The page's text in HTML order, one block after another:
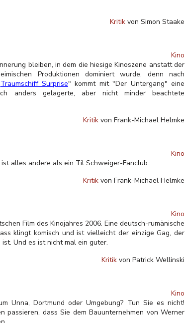
Kritik von Simon Staake
Kino
bleiben, in dem die hiesige Kinoszene anstatt der
Produktionen dominiert wurde, denn nach
Traumschiff Surprise" kommt mit "Der Untergang" eine
anders gelagerte, aber nicht minder beachtete
Kritik von Frank-Michael Helmke
Kino
alles andere als ein Til Schweiger-Fanclub.
Kritik von Frank-Michael Helmke
Kino
Film des Kinojahres 2006. Eine deutsch-rumänische
klingt komisch und ist vielleicht der einzige Gag, der
Und es ist nicht mal ein guter.
Kritik von Patrick Wellinski
Kino
Unna, Dortmund oder Umgebung? Tun Sie es nicht!
passieren, dass Sie dem Bauunternehmen von Werner